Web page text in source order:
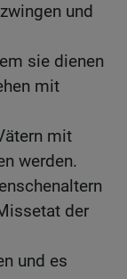
und
sie dienen
mit
mit
werden.
der
und es